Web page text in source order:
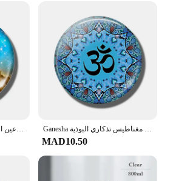
ملصقات مغناطيسية للثلاجة من الزجاج المستدير كابوشون ، مغناطيس صديق ثلاثي الأبعاد ، هدية استكشاف كونية لسديم عين الله ، ديكور المنزل ، 30 روض Ganesha الثلاجة مغناطيس تذكاري البوذية Sakyamuni الهندي الله شيفا اليوغا Om 30 مللي متر الزجاج كابوشون المغناطيسي الثلاجة ملصقات
MAD10.50